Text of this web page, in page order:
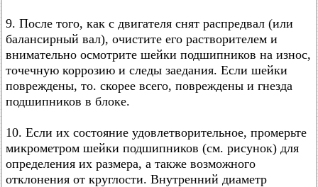
9. После того, как с двигателя снят распредвал (или
балансирный вал), очистите его растворителем и
внимательно осмотрите шейки подшипников на износ,
точечную коррозию и следы заедания. Если шейки
повреждены, то. скорее всего, повреждены и гнезда
подшипников в блоке.
10. Если их состояние удовлетворительное, промерьте
микрометром шейки подшипников (см. рисунок) для
определения их размера, а также возможного
отклонения от круглости. Внутренний диаметр